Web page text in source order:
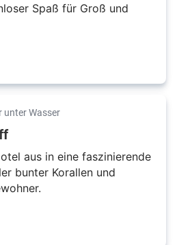
Spaß für Groß und
unter Wasser
aus in eine faszinierende
bunter Korallen und